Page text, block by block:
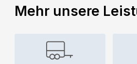
Mehr unsere